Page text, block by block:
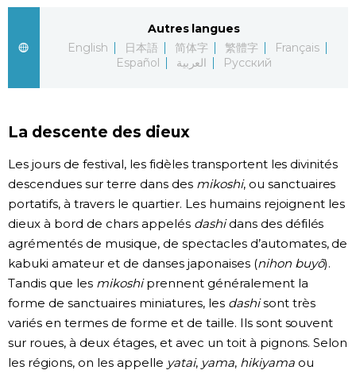
Chroniques
Images
Vidéos
Tokyo
Autres langues
English
日本語 简体字 繁體字
Français
Español
العربية Русский
La descente des dieux
Les jours de festival, les fidèles transportent les divinités
descendues sur terre dans des mikoshi, ou sanctuaires
portatifs, à travers le quartier. Les humains rejoignent les
dieux à bord de chars appelés dashidans des défilés
agrémentés de musique, de spectacles d’automates, de
kabuki amateur et de danses japonaises (nihon buyô).
Tandis que les mikoshiprennent généralement la
forme de sanctuaires miniatures, les dashisont très
variés en termes de forme et de taille. Ils sont souvent
sur roues, à deux étages, et avec un toit à pignons. Selon
les régions, on les appelle yatai, yama, hikiyamaou